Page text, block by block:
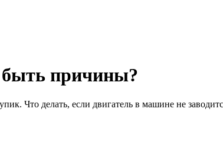
причины?
Что делать, если двигатель в машине не